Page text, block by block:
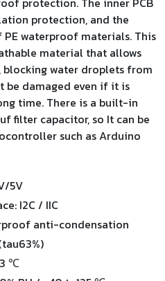
protection, and the
waterproof materials. This
material that allows
blocking water droplets from
be damaged even if it is
time. There is a built-in
filter capacitor, so It can be
such as Arduino
5V
I2C / IIC
anti-condensation
℃